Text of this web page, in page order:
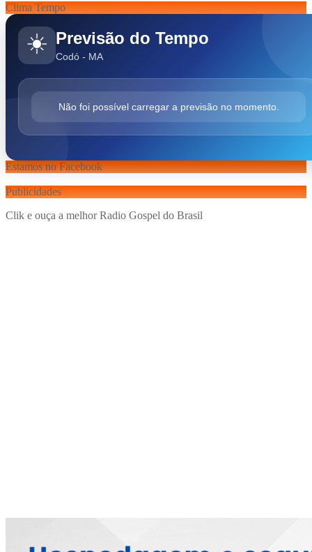
Clima Tempo
☀️ Previsão do Tempo
Codó - MA
Não foi possível carregar a previsão no momento.
Estamos no Facebook
Publicidades
Clik e ouça a melhor Radio Gospel do Brasil